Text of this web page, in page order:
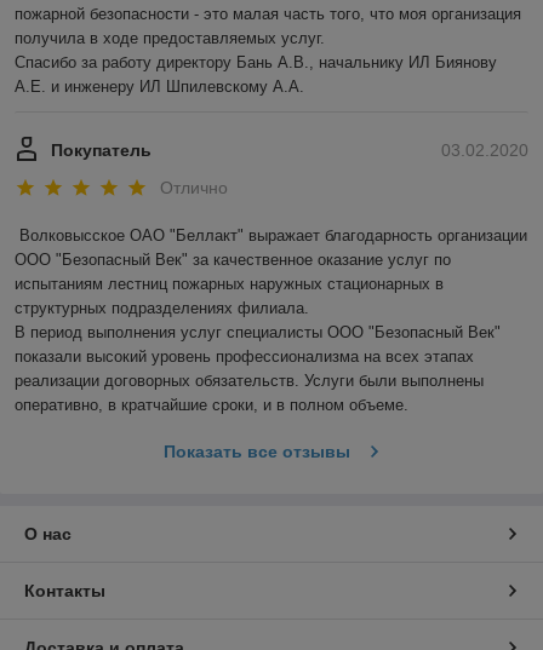
пожарной безопасности - это малая часть того, что моя организация
получила в ходе предоставляемых услуг.
Спасибо за работу директору Бань А.В., начальнику ИЛ Биянову
А.Е. и инженеру ИЛ Шпилевскому А.А.
03.02.2020
Покупатель
Отлично
Волковысское ОАО "Беллакт" выражает благодарность организации
ООО "Безопасный Век" за качественное оказание услуг по
испытаниям лестниц пожарных наружных стационарных в
структурных подразделениях филиала.
В период выполнения услуг специалисты ООО "Безопасный Век"
показали высокий уровень профессионализма на всех этапах
реализации договорных обязательств. Услуги были выполнены
оперативно, в кратчайшие сроки, и в полном объеме.
Показать все отзывы
О нас
Контакты